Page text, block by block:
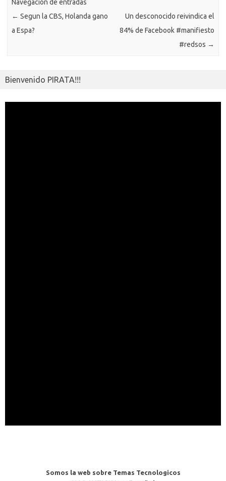
i
ti
r
Navegación de entradas
← Segun la CBS, Holanda gano
a Espa?
Un desconocido reivindica el
84% de Facebook #manifiesto
#redsos →
Bienvenido PIRATA!!!
Somos la web sobre Temas Tecnologicos